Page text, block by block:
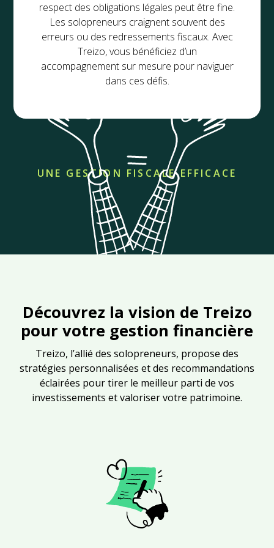
respect des obligations légales peut être fine.
Les solopreneurs craignent souvent des
erreurs ou des redressements fiscaux. Avec
Treizo, vous bénéficiez d’un
accompagnement sur mesure pour naviguer
dans ces défis.
UNE GESTION FISCALE EFFICACE
Découvrez la vision de Treizo
pour votre gestion financière
Treizo, l’allié des solopreneurs, propose des
stratégies personnalisées et des recommandations
éclairées pour tirer le meilleur parti de vos
investissements et valoriser votre patrimoine.